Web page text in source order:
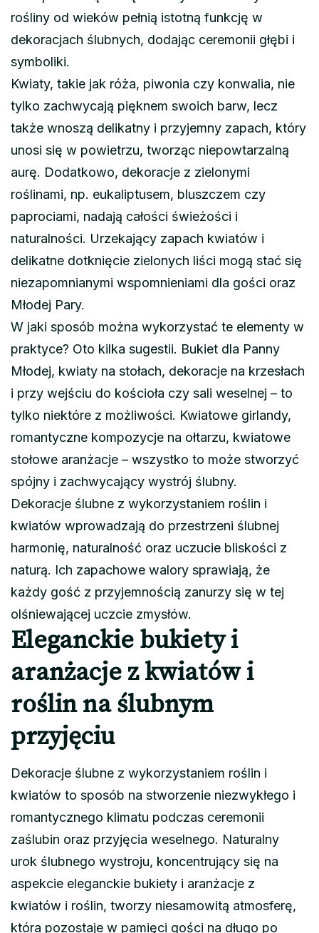
rośliny od wieków pełnią istotną funkcję w
dekoracjach ślubnych, dodając ceremonii głębi i
symboliki.
Kwiaty, takie jak róża, piwonia czy konwalia, nie
tylko zachwycają pięknem swoich barw, lecz
także wnoszą delikatny i przyjemny zapach, który
unosi się w powietrzu, tworząc niepowtarzalną
aurę. Dodatkowo, dekoracje z zielonymi
roślinami, np. eukaliptusem, bluszczem czy
paprociami, nadają całości świeżości i
naturalności. Urzekający zapach kwiatów i
delikatne dotknięcie zielonych liści mogą stać się
niezapomnianymi wspomnieniami dla gości oraz
Młodej Pary.
W jaki sposób można wykorzystać te elementy w
praktyce? Oto kilka sugestii. Bukiet dla Panny
Młodej, kwiaty na stołach, dekoracje na krzesłach
i przy wejściu do kościoła czy sali weselnej – to
tylko niektóre z możliwości. Kwiatowe girlandy,
romantyczne kompozycje na ołtarzu, kwiatowe
stołowe aranżacje – wszystko to może stworzyć
spójny i zachwycający wystrój ślubny.
Dekoracje ślubne z wykorzystaniem roślin i
kwiatów wprowadzają do przestrzeni ślubnej
harmonię, naturalność oraz uczucie bliskości z
naturą. Ich zapachowe walory sprawiają, że
każdy gość z przyjemnością zanurzy się w tej
olśniewającej uczcie zmysłów.
Eleganckie bukiety i
aranżacje z kwiatów i
roślin na ślubnym
przyjęciu
Dekoracje ślubne z wykorzystaniem roślin i
kwiatów to sposób na stworzenie niezwykłego i
romantycznego klimatu podczas ceremonii
zaślubin oraz przyjęcia weselnego. Naturalny
urok ślubnego wystroju, koncentrujący się na
aspekcie eleganckie bukiety i aranżacje z
kwiatów i roślin, tworzy niesamowitą atmosferę,
która pozostaje w pamięci gości na długo po